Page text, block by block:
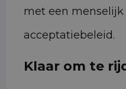
met een
acceptatiebeleid.
Klaar om te